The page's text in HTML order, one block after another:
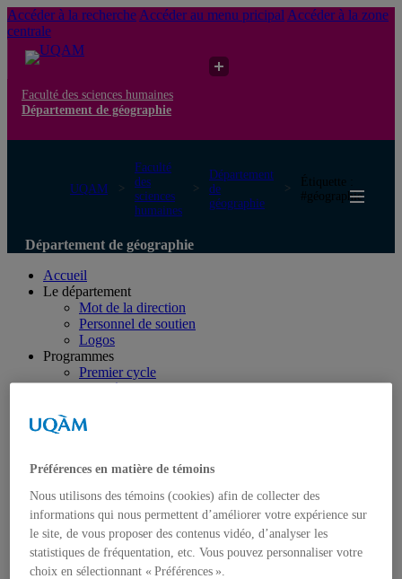
Accéder à la recherche Accéder au menu pricipal Accéder à la zone
centrale
Faculté des sciences humaines
Département de géographie
UQAM
Faculté
des
sciences
humaines
Département
de
géographie
Étiquette :
#géographie
Département de géographie
Accueil
Le département
Mot de la direction
Personnel de soutien
Logos
Programmes
Premier cycle
Deuxième cycle
Directions des programmes
Corps enseignant
Professeur.e.s associé.e.s
Chargé.e.s de cours de géographie
Recherche
Équipes et unités de recherche
Régles d’éthique
Axes de recherche
Préférences en matière de témoins
Nous utilisons des témoins (cookies) afin de collecter des
informations qui nous permettent d’améliorer votre expérience sur
le site, de vous proposer des contenus vidéo, d’analyser les
statistiques de fréquentation, etc. Vous pouvez personnaliser votre
choix en sélectionnant « Préférences ».